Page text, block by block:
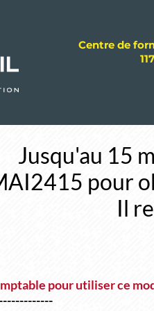
Centre de
Jusqu'au 15
pour
Il
pour utiliser ce